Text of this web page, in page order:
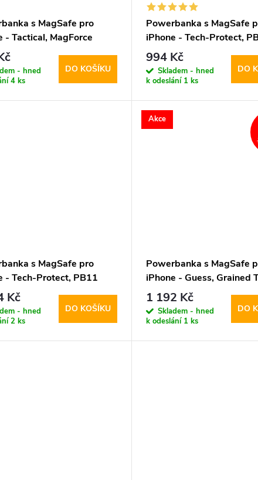
s MagSafe pro
- Tactical, MagForce
- hned
4 ks
DO KOŠÍKU
Powerbanka s MagSafe
iPhone - Tech-Protect,
LifeMag 10000mAh Black
994 Kč
Skladem - hned
k odeslání 1 ks
DO
s MagSafe pro
- Tech-Protect, PB11
10000mAh Blue
Kč
- hned
2 ks
DO KOŠÍKU
Akce
Powerbanka s MagSafe
iPhone - Guess, Grained
Logo 5000mAh Blue
1 192 Kč
Skladem - hned
k odeslání 1 ks
DO